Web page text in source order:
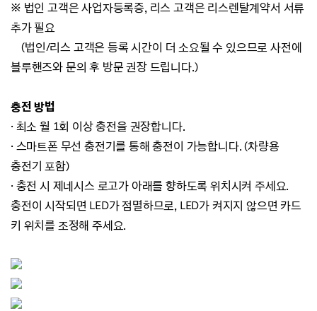
※ 법인 고객은 사업자등록증, 리스 고객은 리스렌탈계약서 서류
추가 필요
(법인/리스 고객은 등록 시간이 더 소요될 수 있으므로 사전에
블루핸즈와 문의 후 방문 권장 드립니다.)
충전 방법
· 최소 월 1회 이상 충전을 권장합니다.
· 스마트폰 무선 충전기를 통해 충전이 가능합니다. (차량용
충전기 포함)
· 충전 시 제네시스 로고가 아래를 향하도록 위치시켜 주세요.
충전이 시작되면 LED가 점멸하므로, LED가 켜지지 않으면 카드
키 위치를 조정해 주세요.